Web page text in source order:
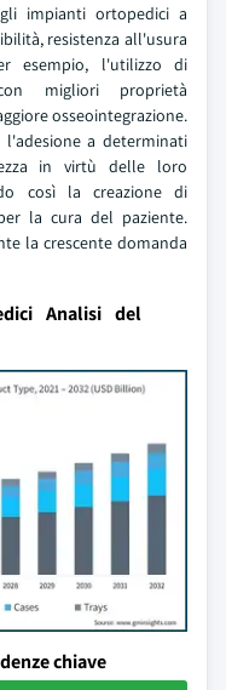
impianti ortopedici a
resistenza all'usura
esempio, l'utilizzo di
migliori proprietà
osseointegrazione.
a determinati
in virtù delle loro
così la creazione di
la cura del paziente.
la crescente domanda
Analisi del
chiave